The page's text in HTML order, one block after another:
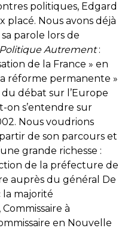
politiques, Edgard
placé. Nous avons déjà
parole lors de
Politique Autrement:
de la France » en
réforme permanente »
débat sur l’Europe
on s’entendre sur
Nous voudrions
de son parcours et
grande richesse :
de la préfecture de
auprès du général De
la majorité
à
en Nouvelle